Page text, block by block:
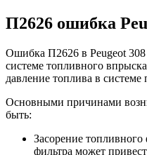
П2626 ошибка
Ошибка П2626 в Peugeot 308
системе топливного
давление топлива в системе
Основными причинами
быть:
Засорение топливного
фильтра может